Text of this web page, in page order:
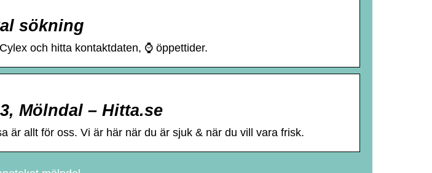
sökning
och hitta kontaktdaten, ⌚ öppettider.
Mölndal – Hitta.se
är allt för oss. Vi är här när du är sjuk & när du vill vara frisk.